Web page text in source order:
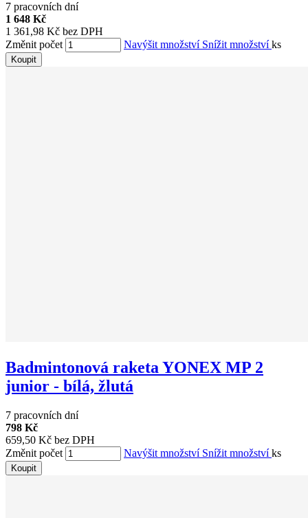
7 pracovních dní
1 648 Kč
1 361,98 Kč bez DPH
Změnit počet
Navýšit množství Snížit množstvíks
Koupit
Badmintonová raketa YONEX MP 2
junior - bílá, žlutá
7 pracovních dní
798 Kč
659,50 Kč bez DPH
Změnit počet
Navýšit množství Snížit množstvíks
Koupit